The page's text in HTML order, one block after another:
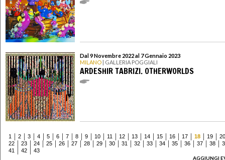
Dal 9 Novembre 2022 al 7 Gennaio 2023
MILANO | GALLERIA POGGIALI
ARDESHIR TABRIZI. OTHERWORLDS
1 2 3 4 5 6 7 8 9 10 11 12 13 14 15 16 17 18 19
20
22
23 24 25 26 27 28 29 30 31 32 33 34 35 36 37 38
41
42
43
AGGIUNGI